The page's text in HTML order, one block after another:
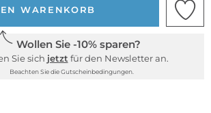
WARENKORB
Wollen Sie -10% sparen?
Sie sich jetzt für den Newsletter an.
Beachten Sie die Gutscheinbedingungen.